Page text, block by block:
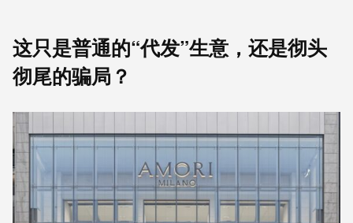
这只是普通的“代发”生意，还是彻头
彻尾的骗局？